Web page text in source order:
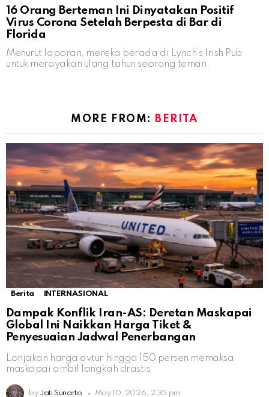
16 Orang Berteman Ini Dinyatakan Positif
Virus Corona Setelah Berpesta di Bar di
Florida
Menurut laporan, mereka berada di Lynch’s Irish Pub
untuk merayakan ulang tahun seorang teman.
MORE FROM: BERITA
Berita INTERNASIONAL
Dampak Konflik Iran-AS: Deretan Maskapai
Global Ini Naikkan Harga Tiket &
Penyesuaian Jadwal Penerbangan
Lonjakan harga avtur hingga 150 persen memaksa
maskapai ambil langkah drastis
by Jati Sunarto May 10, 2026, 2:35 pm